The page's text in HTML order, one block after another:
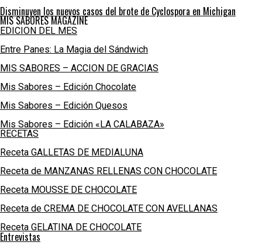
Disminuyen los nuevos casos del brote de Cyclospora en Michigan
MIS SABORES MAGAZINE
EDICION DEL MES
Entre Panes: La Magia del Sándwich
MIS SABORES – ACCION DE GRACIAS
Mis Sabores – Edición Chocolate
Mis Sabores – Edición Quesos
Mis Sabores – Edición «LA CALABAZA»
RECETAS
Receta GALLETAS DE MEDIALUNA
Receta de MANZANAS RELLENAS CON CHOCOLATE
Receta MOUSSE DE CHOCOLATE
Receta de CREMA DE CHOCOLATE CON AVELLANAS
Receta GELATINA DE CHOCOLATE
Entrevistas